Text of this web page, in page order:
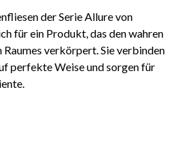
der Serie Allure von
für ein Produkt, das den wahren
verkörpert. Sie verbinden
perfekte Weise und sorgen für